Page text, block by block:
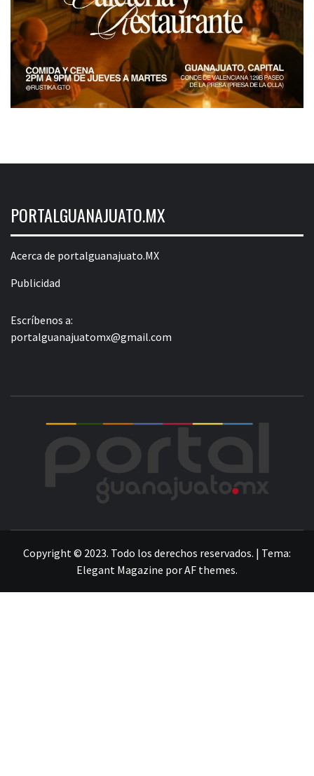
PORTALGUANAJUATO.MX
Acerca de portalguanajuato.MX
Publicidad
Escríbenos a:
portalguanajuatomx@gmail.com
Copyright © 2023. Todo los derechos reservados. | Tema:
Elegant Magazine porAF themes.